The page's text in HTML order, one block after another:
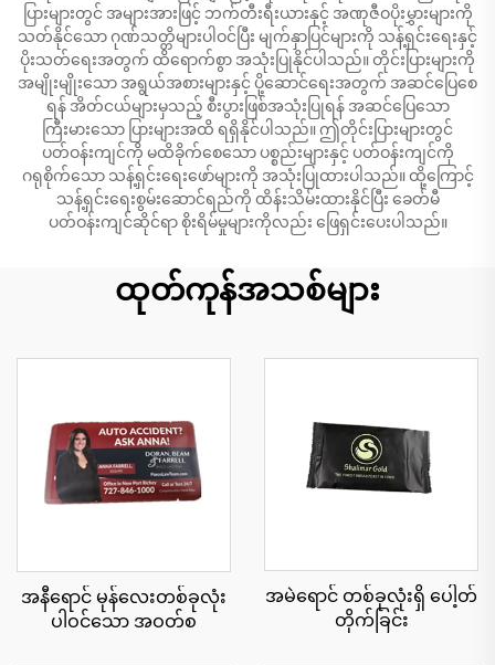
ပြားများတွင် အများအားဖြင့် ဘက်တီးရီးယားနှင့် အဏုဇီဝပိုးမွှားများကို
သတ်နိုင်သော ဂုဏ်သတ္တိများပါဝင်ပြီး မျက်နှာပြင်များကို သန့်ရှင်းရေးနှင့်
ပိုးသတ်ရေးအတွက် ထိရောက်စွာ အသုံးပြုနိုင်ပါသည်။ တိုင်းပြားများကို
အမျိုးမျိုးသော အရွယ်အစားများနှင့် ပို့ဆောင်ရေးအတွက် အဆင်ပြေစေ
ရန် အိတ်ငယ်များမှသည့် စီးပွားဖြစ်အသုံးပြုရန် အဆင်ပြေသော
ကြီးမားသော ပြားများအထိ ရရှိနိုင်ပါသည်။ ဤတိုင်းပြားများတွင်
ပတ်ဝန်းကျင်ကို မထိခိုက်စေသော ပစ္စည်းများနှင့် ပတ်ဝန်းကျင်ကို
ဂရုစိုက်သော သန့်ရှင်းရေးဖော်များကို အသုံးပြုထားပါသည်။ ထို့ကြောင့်
သန့်ရှင်းရေးစွမ်းဆောင်ရည်ကို ထိန်းသိမ်းထားနိုင်ပြီး ခေတ်မီ
ပတ်ဝန်းကျင်ဆိုင်ရာ စိုးရိမ်မှုများကိုလည်း ဖြေရှင်းပေးပါသည်။
ထုတ်ကုန်အသစ်များ
အနီရောင် မုန်လေးတစ်ခုလုံး
ပါဝင်သော အဝတ်စ
အမဲရောင် တစ်ခုလုံးရှိ ပေါ့တ်
တိုက်ခြင်း